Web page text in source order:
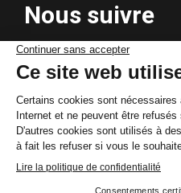
Nous suivre